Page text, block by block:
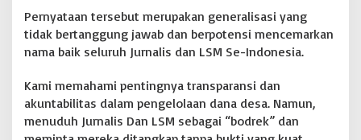
a
r
n
n
:
A
Pernyataan tersebut merupakan generalisasi yang
tidak bertanggung jawab dan berpotensi mencemarkan
nama baik seluruh Jurnalis dan LSM Se-Indonesia.
Kami memahami pentingnya transparansi dan
akuntabilitas dalam pengelolaan dana desa. Namun,
menuduh Jurnalis Dan LSM sebagai “bodrek” dan